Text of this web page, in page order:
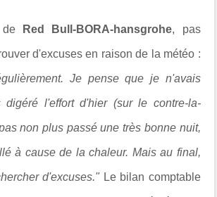
Red Bull-BORA-hansgrohe, pas
d'excuses en raison de la météo :
Je pense que je n'avais
digéré l'effort d'hier (sur le contre-la-
non plus passé une très bonne nuit,
à cause de la chaleur. Mais au final,
d'excuses." Le bilan comptable